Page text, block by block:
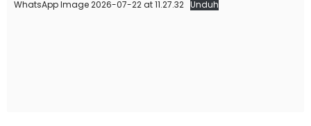
WhatsApp Image 2026-07-22 at 11.27.32 Unduh